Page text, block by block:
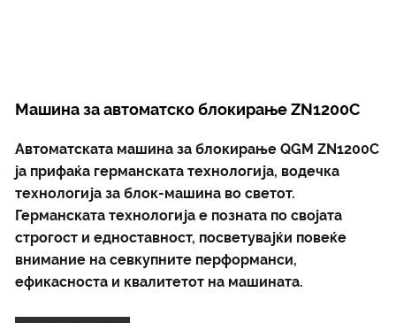
Машина за автоматско блокирање ZN1200C
Автоматската машина за блокирање QGM ZN1200C
ја прифаќа германската технологија, водечка
технологија за блок-машина во светот.
Германската технологија е позната по својата
строгост и едноставност, посветувајќи повеќе
внимание на севкупните перформанси,
ефикасноста и квалитетот на машината.